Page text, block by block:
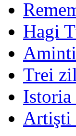
Hagi
Trei
Artişti